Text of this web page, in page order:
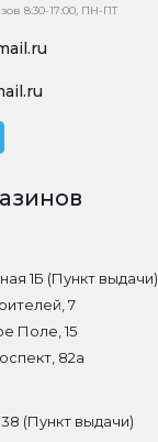
8:30-17:00, ПН-ПТ
1Б (Пункт выдачи)
7
Поле, 15
82а
(Пункт выдачи)